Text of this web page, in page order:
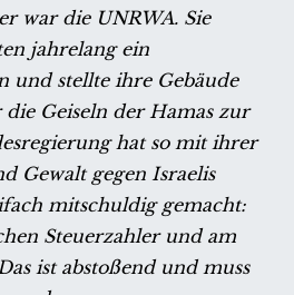
war die UNRWA. Sie
jahrelang ein
und stellte ihre Gebäude
die Geiseln der Hamas zur
hat so mit ihrer
Gewalt gegen Israelis
mitschuldig gemacht:
Steuerzahler und am
ist abstoßend und muss